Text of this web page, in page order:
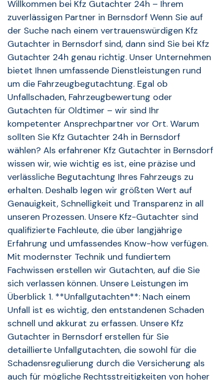
Willkommen bei Kfz Gutachter 24h – Ihrem
zuverlässigen Partner in Bernsdorf Wenn Sie auf
der Suche nach einem vertrauenswürdigen Kfz
Gutachter in Bernsdorf sind, dann sind Sie bei Kfz
Gutachter 24h genau richtig. Unser Unternehmen
bietet Ihnen umfassende Dienstleistungen rund
um die Fahrzeugbegutachtung. Egal ob
Unfallschaden, Fahrzeugbewertung oder
Gutachten für Oldtimer – wir sind Ihr
kompetenter Ansprechpartner vor Ort. Warum
sollten Sie Kfz Gutachter 24h in Bernsdorf
wählen? Als erfahrener Kfz Gutachter in Bernsdorf
wissen wir, wie wichtig es ist, eine präzise und
verlässliche Begutachtung Ihres Fahrzeugs zu
erhalten. Deshalb legen wir größten Wert auf
Genauigkeit, Schnelligkeit und Transparenz in all
unseren Prozessen. Unsere Kfz-Gutachter sind
qualifizierte Fachleute, die über langjährige
Erfahrung und umfassendes Know-how verfügen.
Mit modernster Technik und fundiertem
Fachwissen erstellen wir Gutachten, auf die Sie
sich verlassen können. Unsere Leistungen im
Überblick 1. **Unfallgutachten**: Nach einem
Unfall ist es wichtig, den entstandenen Schaden
schnell und akkurat zu erfassen. Unsere Kfz
Gutachter in Bernsdorf erstellen für Sie
detaillierte Unfallgutachten, die sowohl für die
Schadensregulierung durch die Versicherung als
auch für mögliche Rechtsstreitigkeiten von hoher